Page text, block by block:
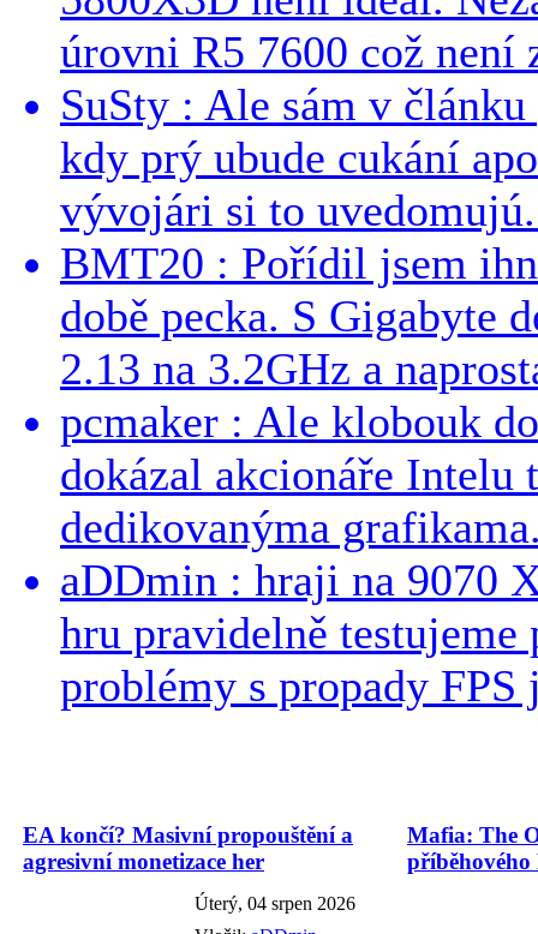
úrovni R5 7600 což není
SuSty : Ale sám v
kdy prý ubude cukání
vývojári si to
BMT20 : Pořídil jsem
době pecka. S Gigabyte
2.13 na 3.2GHz a
pcmaker : Ale klobouk
dokázal akcionáře Intelu
dedikovanýma
aDDmin : hraji na 9070
hru pravidelně testujeme
problémy s propady FPS
EA končí? Masivní propouštění a
agresivní monetizace her
Úterý, 04 srpen 2026
Mafia: The